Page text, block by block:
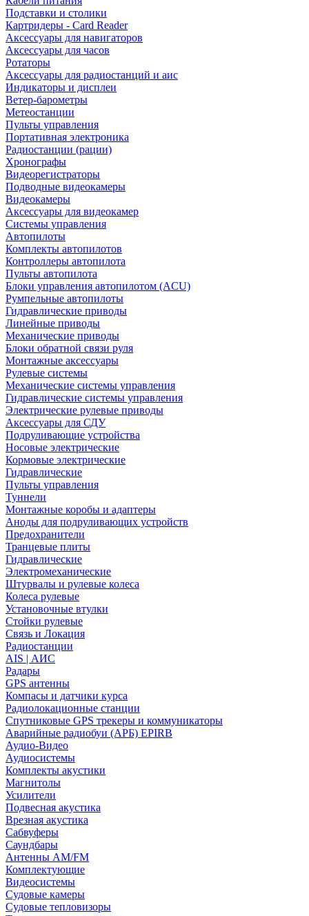
Подставки и столики
Картридеры - Card Reader
Аксессуары для навигаторов
Аксессуары для часов
Ротаторы
Аксессуары для радиостанций и аис
Индикаторы и дисплеи
Ветер-барометры
Метеостанции
Пульты управления
Портативная электроника
Радиостанции (рации)
Хронографы
Видеорегистраторы
Подводные видеокамеры
Видеокамеры
Аксессуары для видеокамер
Системы управления
Автопилоты
Комплекты автопилотов
Контроллеры автопилота
Пульты автопилота
Блоки управления автопилотом (ACU)
Румпельные автопилоты
Гидравлические приводы
Линейные приводы
Механические приводы
Блоки обратной связи руля
Монтажные аксессуары
Рулевые системы
Механические системы управления
Гидравлические системы управления
Электрические рулевые приводы
Аксессуары для СДУ
Подруливающие устройства
Носовые электрические
Кормовые электрические
Гидравлические
Пульты управления
Туннели
Монтажные коробы и адаптеры
Аноды для подруливающих устройств
Предохранители
Транцевые плиты
Гидравлические
Электромеханические
Штурвалы и рулевые колеса
Колеса рулевые
Установочные втулки
Стойки рулевые
Связь и Локация
Радиостанции
AIS | АИС
Радары
GPS антенны
Компасы и датчики курса
Радиолокационные станции
Спутниковые GPS трекеры и коммуникаторы
Аварийные радиобуи (АРБ) EPIRB
Аудио-Видео
Аудиосистемы
Комплекты акустики
Магнитолы
Усилители
Подвесная акустика
Врезная акустика
Сабвуферы
Саундбары
Антенны AM/FM
Комплектующие
Видеосистемы
Судовые камеры
Cудовые тепловизоры